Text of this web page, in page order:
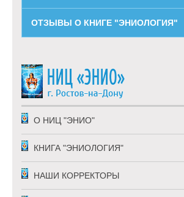
понедельник, пятница
Выходные:
понедельник, пятница
ОТЗЫВЫ О КНИГЕ "ЭНИОЛОГИЯ"
О НИЦ "ЭНИО"
КНИГА "ЭНИОЛОГИЯ"
НАШИ КОРРЕКТОРЫ